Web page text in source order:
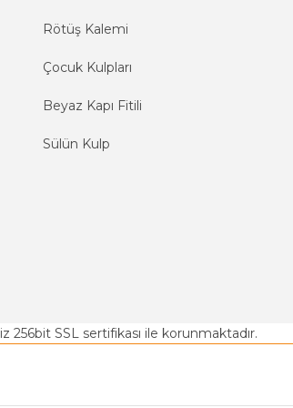
Rötüş Kalemi
Çocuk Kulpları
Beyaz Kapı Fitili
Sülün Kulp
256bit SSL sertifikası ile korunmaktadır.